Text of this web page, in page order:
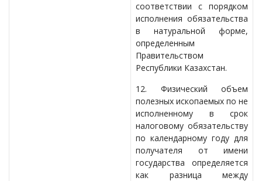
соответствии с порядком
исполнения обязательства
в натуральной форме,
определенным
Правительством
Республики Казахстан.
12. Физический объем
полезных ископаемых по не
исполненному в срок
налоговому обязательству
по календарному году для
получателя от имени
государства определяется
как разница между